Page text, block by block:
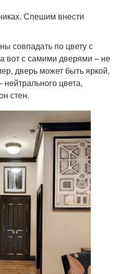
Спешим внести
совпадать по цвету с
вот с самими дверями – не
дверь может быть яркой,
цвета,
стен.